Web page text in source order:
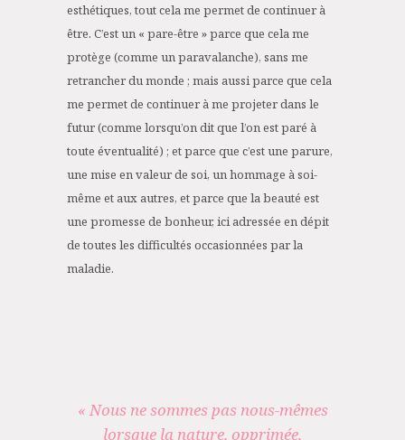
esthétiques, tout cela me permet de continuer à
être. C’est un « pare-être » parce que cela me
protège (comme un paravalanche), sans me
retrancher du monde ; mais aussi parce que cela
me permet de continuer à me projeter dans le
futur (comme lorsqu’on dit que l’on est paré à
toute éventualité) ; et parce que c’est une parure,
une mise en valeur de soi, un hommage à soi-
même et aux autres, et parce que la beauté est
une promesse de bonheur, ici adressée en dépit
de toutes les difficultés occasionnées par la
maladie.
« Nous ne sommes pas nous-mêmes
lorsque la nature, opprimée,